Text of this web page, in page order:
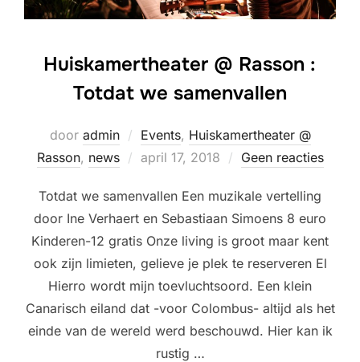
Huiskamertheater @ Rasson :
Totdat we samenvallen
door admin Events, Huiskamertheater @
Rasson, news
Geplaatst
april 17, 2018 Geen reacties
Totdat we samenvallen Een muzikale vertelling
door Ine Verhaert en Sebastiaan Simoens 8 euro
Kinderen-12 gratis Onze living is groot maar kent
ook zijn limieten, gelieve je plek te reserveren El
Hierro wordt mijn toevluchtsoord. Een klein
Canarisch eiland dat -voor Colombus- altijd als het
einde van de wereld werd beschouwd. Hier kan ik
rustig …